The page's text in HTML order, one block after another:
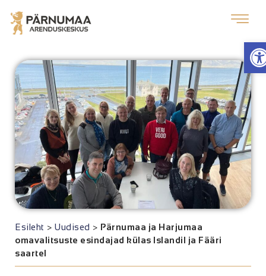
Esileht > Uudised > Pärnumaa ja Harjumaa
omavalitsuste esindajad külas Islandil ja Fääri
saartel